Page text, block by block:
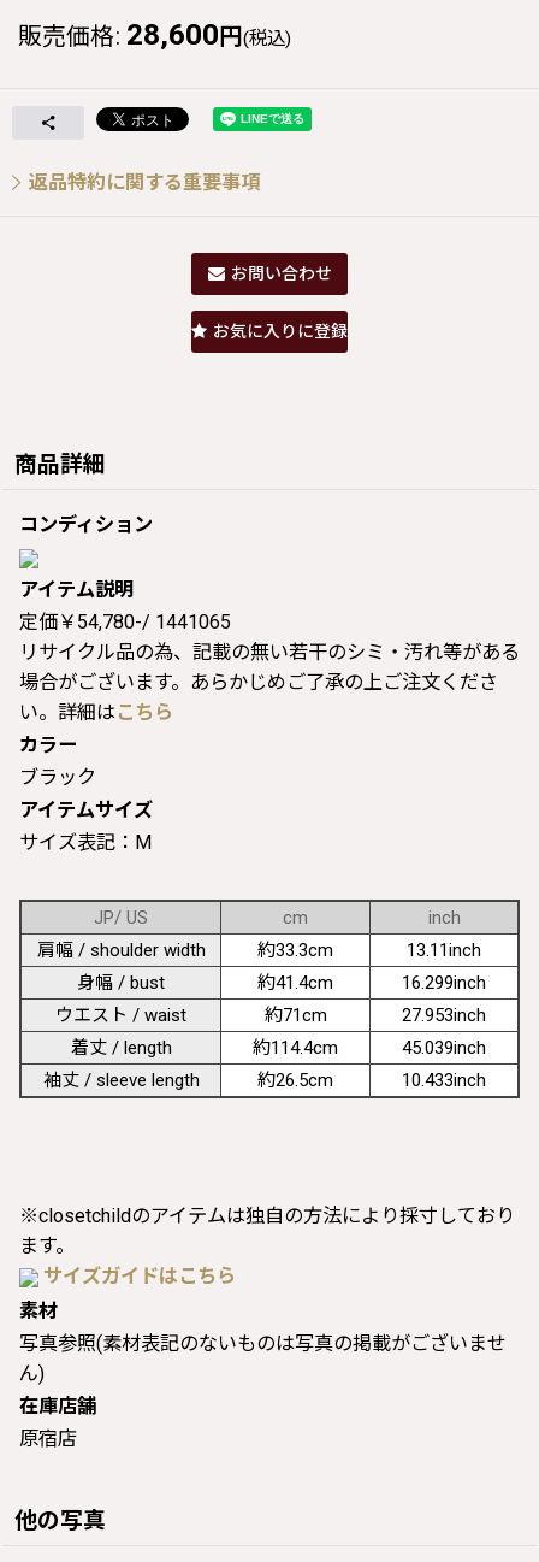
販売価格: 28,600 円 (税込)
返品特約に関する重要事項
お問い合わせ
お気に入りに登録
商品詳細
コンディション
アイテム説明
定価￥54,780-/ 1441065
リサイクル品の為、記載の無い若干のシミ・汚れ等がある
場合がございます。あらかじめご了承の上ご注文くださ
い。詳細は こちら
カラー
ブラック
アイテムサイズ
サイズ表記：M
JP/ US cm
inch
肩幅 / shoulder width
約33.3cm
13.11inch
身幅 / bust
約41.4cm
16.299inch
ウエスト / waist
約71cm
27.953inch
着丈 / length
約114.4cm
45.039inch
袖丈 / sleeve length
約26.5cm 10.433inch
※closetchildのアイテムは独自の方法により採寸しており
ます。
サイズガイドはこちら
素材
写真参照(素材表記のないものは写真の掲載がございませ
ん)
在庫店舗
原宿店
他の写真